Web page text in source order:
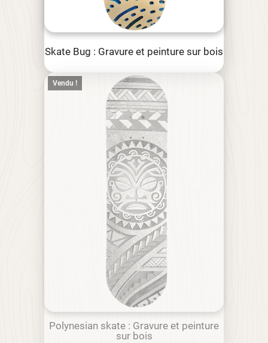
Skate Bug : Gravure et peinture sur bois
Vendu !
Polynesian skate : Gravure et peinture
sur bois